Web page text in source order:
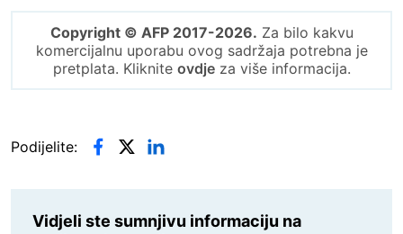
Copyright © AFP 2017-2026. Za bilo kakvu
komercijalnu uporabu ovog sadržaja potrebna je
pretplata. Kliknite ovdjeza više informacija.
Podijelite:
Vidjeli ste sumnjivu informaciju na